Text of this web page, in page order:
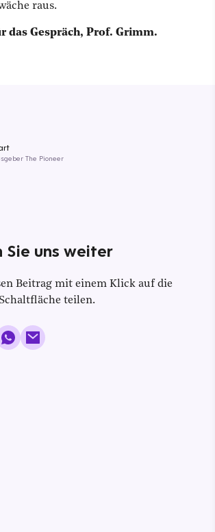
raus.
das Gespräch, Prof. Grimm.
The Pioneer
Sie uns weiter
Beitrag mit einem Klick auf die
teilen.